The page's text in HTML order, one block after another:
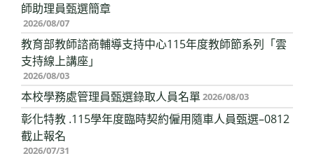
師助理員甄選簡章
2026/08/07
教育部教師諮商輔導支持中心115年度教師節系列「雲
支持線上講座」
2026/08/03
本校學務處管理員甄選錄取人員名單2026/08/03
彰化特教 .115學年度臨時契約僱用隨車人員甄選–0812
截止報名
2026/07/31